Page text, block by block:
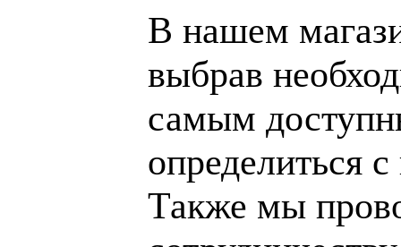
В нашем
выбрав
самым
определиться
Также мы